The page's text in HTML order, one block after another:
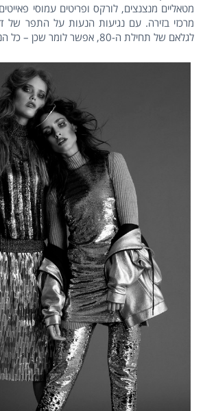
מטאליים מנצנצים, לורקס ופריטים עמוסי
לגלאם של תחילת ה-80, אפשר לומר שכן – כל הנוצץ זהב.